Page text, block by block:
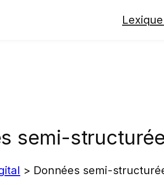
Lexique
semi-
> Données semi-